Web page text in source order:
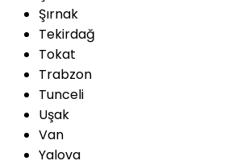
Şırnak
Tekirdağ
Tokat
Trabzon
Tunceli
Uşak
Van
Yalova